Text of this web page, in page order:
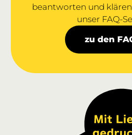
beantworten und
unser FAQ-
zu den